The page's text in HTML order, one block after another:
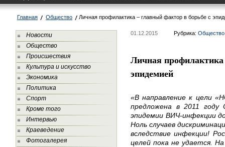
Главная Общество Личная профилактика – главный фактор в борьбе с
Новости
Общество
Происшествия
Культура и искусство
Экономика
Политика
Спорт
Кроме того
Интервью
Краеведение
Фотогалерея
01.12.2015 Рубрика: Общество
Личная
эпидемией
«В направление к цели
предложена в 2011
эпидемии ВИЧ-инфекции
Ноль случаев
вследствие инфекции!
целей пока не удается.